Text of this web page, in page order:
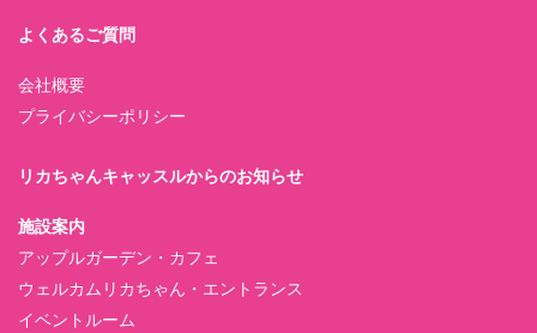
よくあるご質問
会社概要
プライバシーポリシー
リカちゃんキャッスルからのお知らせ
施設案内
アップルガーデン・カフェ
ウェルカムリカちゃん・エントランス
イベントルーム